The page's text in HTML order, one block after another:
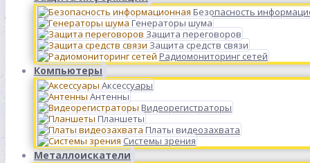
Безопасность
Генераторы шума
Защита переговоров
Защита средств связи
Радиомониторинг сетей
Компьютеры
Аксессуары
Антенны
Видеорегистраторы
Планшеты
Платы видеозахвата
Системы зрения
Металлоискатели